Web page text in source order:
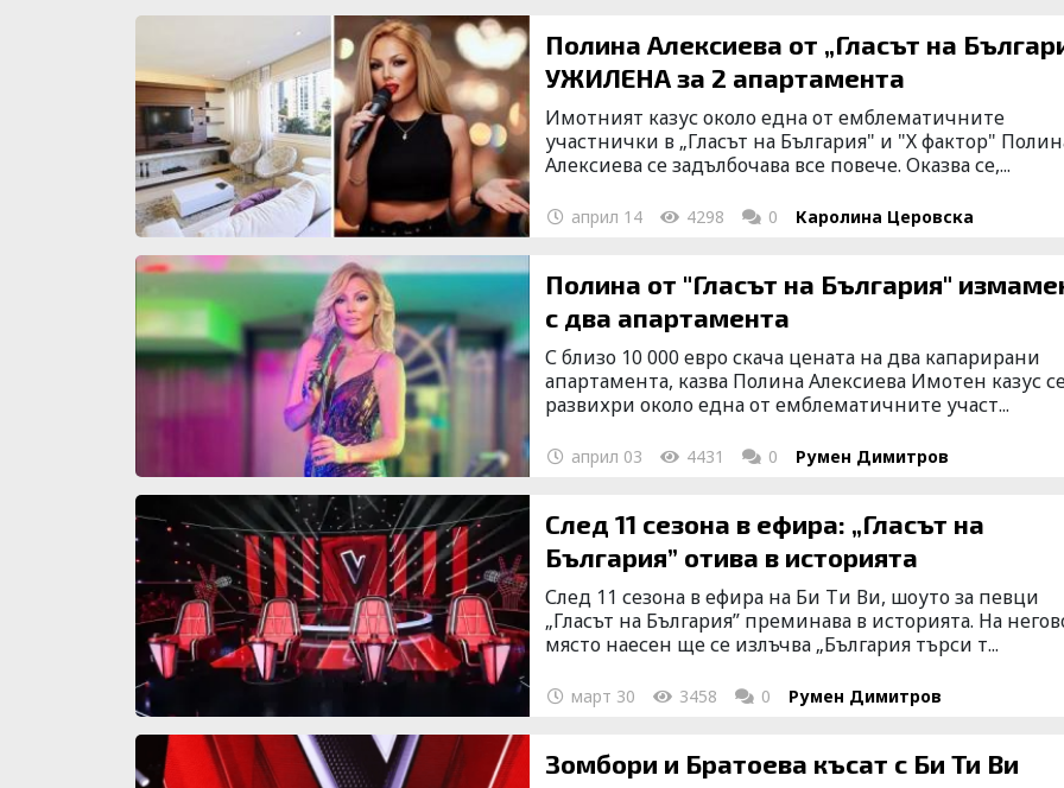
Полина Алексиева от „Гласът на
УЖИЛЕНА за 2 апартамента
Имотният казус около една от емблематичните
участнички в „Гласът на България" и "Х фактор"
Алексиева се задълбочава все повече. Оказва се,...
април 14 4298 0 Каролина Церовска
Полина от "Гласът на България"
с два апартамента
С близо 10 000 евро скача цената на два капарирани
апартамента, казва Полина Алексиева Имотен казус
развихри около една от емблематичните участ...
април 03 4431 0 Румен Димитров
След 11 сезона в ефира: „Гласът на
България” отива в историята
След 11 сезона в ефира на Би Ти Ви, шоуто за певци
„Гласът на България” преминава в историята. На
място наесен ще се излъчва „България търси т...
март 30 3458 0 Румен Димитров
Зомбори и Братоева късат с Би Ти Ви